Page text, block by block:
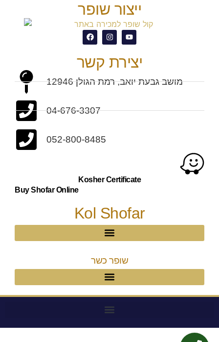
ייצור שופר
יצירת קשר
מושב גבעת יואב, רמת הגולן 12946
04-676-3307
052-800-8485
Kosher Certificate
Buy Shofar Online
Kol Shofar
שופר כשר